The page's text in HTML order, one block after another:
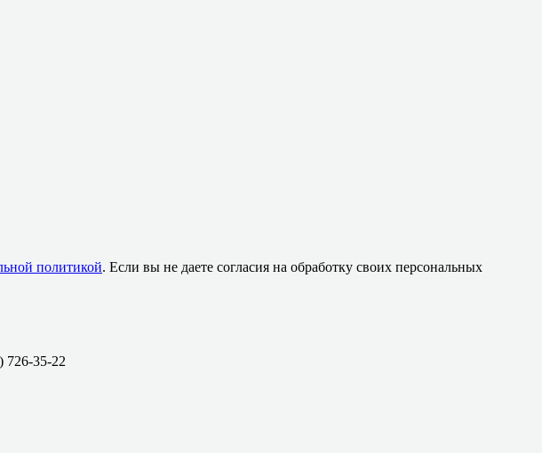
политикой. Если вы не даете согласия на обработку своих персональных
726-35-22